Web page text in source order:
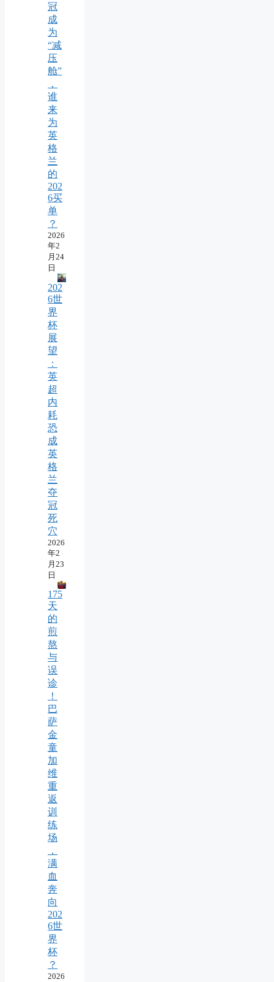
冠
成
为
“减
压
舱”
，
谁
来
为
英
格
兰
的
202
6买
单
？
2026
年2
月24
日
202
6世
界
杯
展
望
：
英
超
内
耗
恐
成
英
格
兰
夺
冠
死
穴
2026
年2
月23
日
175
天
的
煎
熬
与
误
诊
！
巴
萨
金
童
加
维
重
返
训
练
场
，
满
血
奔
向
202
6世
界
杯
？
2026